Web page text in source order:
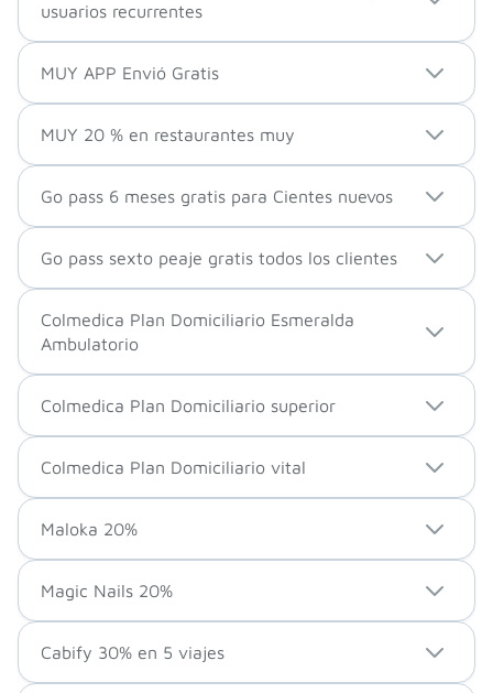
usuarios recurrentes
MUY APP Envió Gratis
MUY 20 % en restaurantes muy
Go pass 6 meses gratis para Cientes nuevos
Go pass sexto peaje gratis todos los clientes
Colmedica Plan Domiciliario Esmeralda
Ambulatorio
Colmedica Plan Domiciliario superior
Colmedica Plan Domiciliario vital
Maloka 20%
Magic Nails 20%
Cabify 30% en 5 viajes